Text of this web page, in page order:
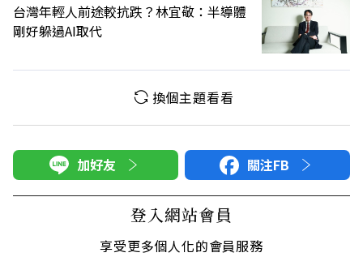
台灣年輕人前途較抗跌？林宜敬：半導體
剛好躲過AI取代
換個主題看看
加好友 關注FB
登入網站會員
享受更多個人化的會員服務